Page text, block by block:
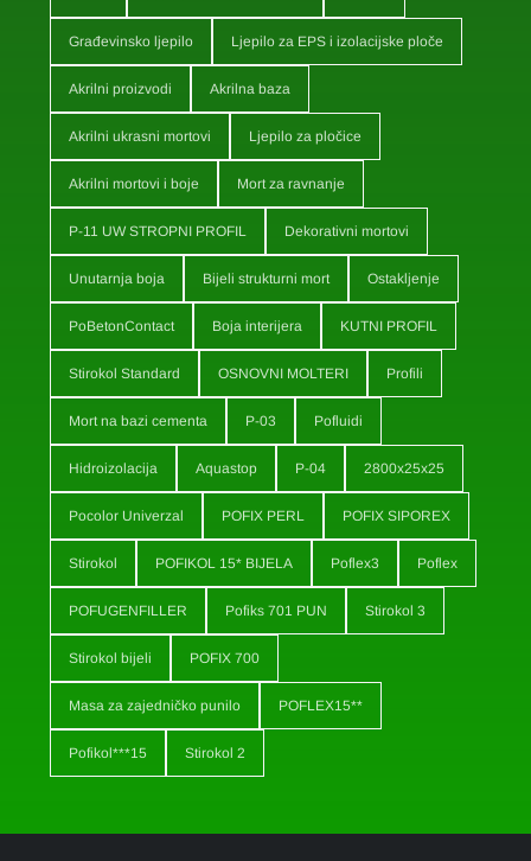
Građevinsko ljepilo Ljepilo za EPS i izolacijske ploče
Akrilni proizvodi Akrilna baza
Akrilni ukrasni mortovi Ljepilo za pločice
Akrilni mortovi i boje Mort za ravnanje
P-11 UW STROPNI PROFIL Dekorativni mortovi
Unutarnja boja Bijeli strukturni mort Ostakljenje
PoBetonContact Boja interijera KUTNI PROFIL
Stirokol Standard OSNOVNI MOLTERI Profili
Mort na bazi cementa P-03 Pofluidi
Hidroizolacija Aquastop P-04 2800x25x25
Pocolor Univerzal POFIX PERL POFIX SIPOREX
Stirokol POFIKOL 15* BIJELA Poflex3 Poflex
POFUGENFILLER Pofiks 701 PUN Stirokol 3
Stirokol bijeli POFIX 700
Masa za zajedničko punilo POFLEX15**
Pofikol***15 Stirokol 2